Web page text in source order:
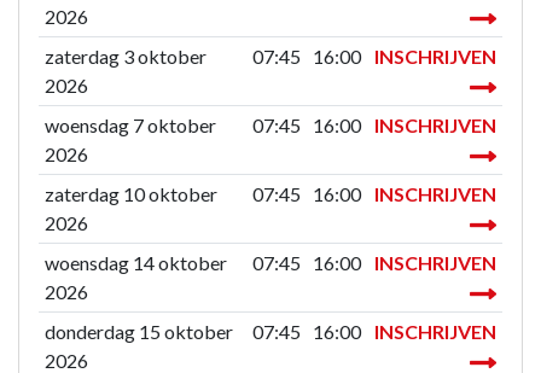
2026
zaterdag 3 oktober
2026
07:45 16:00 INSCHRIJVEN
woensdag 7 oktober
2026
07:45 16:00 INSCHRIJVEN
zaterdag 10 oktober
2026
07:45 16:00 INSCHRIJVEN
woensdag 14 oktober
2026
07:45 16:00 INSCHRIJVEN
donderdag 15 oktober
2026
07:45 16:00 INSCHRIJVEN